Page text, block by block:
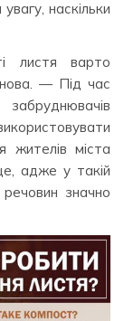
наскільки
листя варто
— Під час
жителів міста
адже у такій
речовин значно